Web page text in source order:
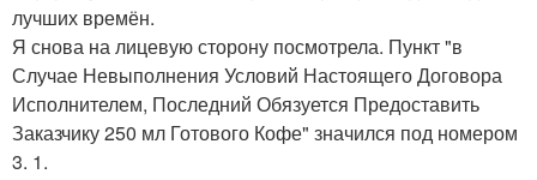
лучших времён.
Я снова на лицевую сторону посмотрела. Пункт "в
Случае Невыполнения Условий Настоящего Договора
Исполнителем, Последний Обязуется Предоставить
Заказчику 250 мл Готового Кофе" значился под номером
3. 1.